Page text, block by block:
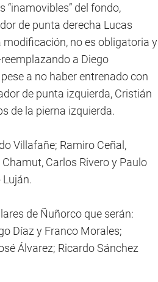
“inamovibles” del fondo,
de punta derecha Lucas
modificación, no es obligatoria y
a Diego
a no haber entrenado con
de punta izquierda, Cristián
de la pierna izquierda.
Villafañe; Ramiro Ceñal,
Carlos Rivero y Paulo
Luján.
de Ñuñorco que serán:
Díaz y Franco Morales;
Álvarez; Ricardo Sánchez